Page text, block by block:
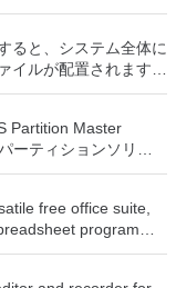
多くのプログラムで
の不要なジャンクは時
ーの速度を低下させる
自動的に実行される不
トールします。これに
低下し、より多くのリ
Monitorを使用する
テムに配置されるもの
ールすることができま
改善され、システム
グラムが自動的に起動
を減らして、パフォー
Install
ると、システム全体に
イルが配置されます。
多くのプログラムで
の不要なジャンクは時
ーの速度を低下させる
自動的に実行される不
トールします。これに
低下し、より多くのリ
Monitorを使用する
テムに配置されるもの
ールすることができま
改善され、システム
Partition Master
ーティションソリュ
ティです。パーティシ
、ディスク領域の管
ブル（GPT）ディス
能にします。 パーテ
イブを拡張するディ
ションをマージ分割パ
free office suite,
program
programs you will
tasks. WPS